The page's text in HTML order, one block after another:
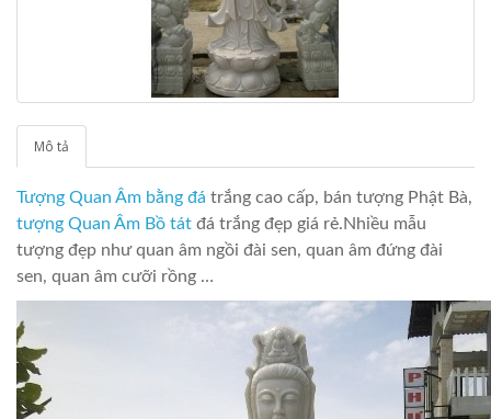
Mô tả
Tượng Quan Âm bằng đá trắng cao cấp, bán tượng Phật Bà,
tượng Quan Âm Bồ tát đá trắng đẹp giá rẻ.Nhiều mẫu
tượng đẹp như quan âm ngồi đài sen, quan âm đứng đài
sen, quan âm cưỡi rồng …